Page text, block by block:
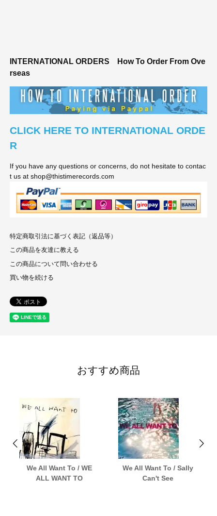
INTERNATIONAL ORDERS How To Order From Ove
rseas
CLICK HERE TO INTERNATIONAL ORDE
R
If you have any questions or concerns, do not hesitate to contac
t us at shop@thistimerecords.com
特定商取引法に基づく表記（返品等）
この商品を友達に教える
この商品について問い合わせる
買い物を続ける
おすすめ商品
We All Want To / WE
ALL WANT TO
We All Want To / Sally
Can't See